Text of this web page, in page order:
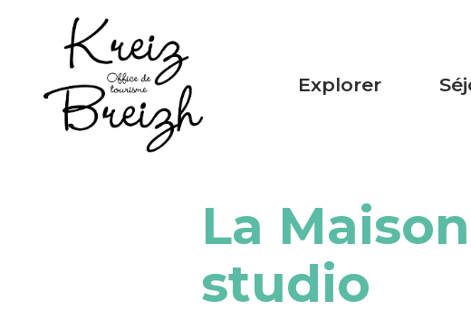
Panneau de gestion des cookies
Explorer
La
studio